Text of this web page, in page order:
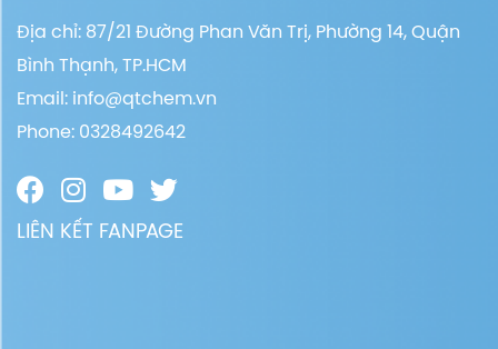
Địa chỉ: 87/21 Đường Phan Văn Trị, Phường 14, Quận
Bình Thạnh, TP.HCM
Email: info@qtchem.vn
Phone: 0328492642
LIÊN KẾT FANPAGE